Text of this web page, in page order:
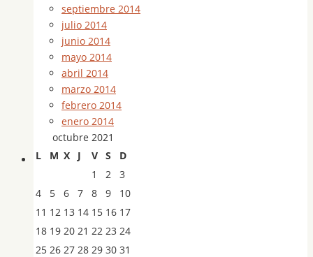
septiembre 2014
julio 2014
junio 2014
mayo 2014
abril 2014
marzo 2014
febrero 2014
enero 2014
octubre 2021
L
M X J V S D
1 2
3
4
5 6 7 8 9
10
11 12 13 14 15 16 17
18 19 20 21 22 23 24
25 26 27 28 29 30 31